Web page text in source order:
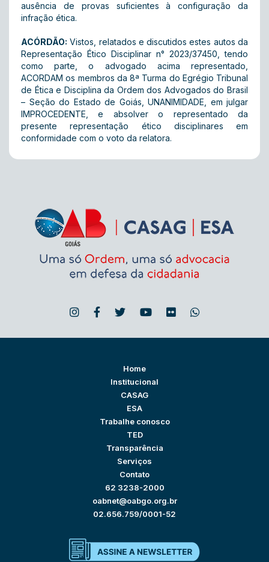
ausência de provas suficientes à configuração da
infração ética.
ACÓRDÃO: Vistos, relatados e discutidos estes autos da
Representação Ético Disciplinar n° 2023/37450, tendo
como parte, o advogado acima representado,
ACORDAM os membros da 8ª Turma do Egrégio Tribunal
de Ética e Disciplina da Ordem dos Advogados do Brasil
– Seção do Estado de Goiás, UNANIMIDADE, em julgar
IMPROCEDENTE, e absolver o representado da
presente representação ético disciplinares em
conformidade com o voto da relatora.
Home
Institucional
CASAG
ESA
Trabalhe conosco
TED
Transparência
Serviços
Contato
62 3238-2000
oabnet@oabgo.org.br
02.656.759/0001-52